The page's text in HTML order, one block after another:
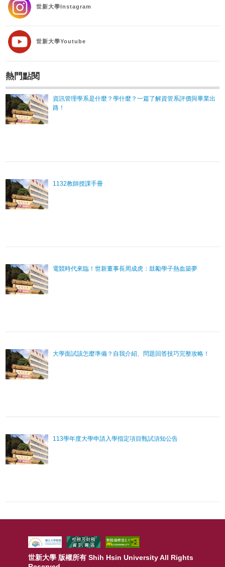
世新大學Instagram
世新大學Youtube
熱門點閱
資訊管理學系是什麼？學什麼？一篇了解資管系評價與畢業出
路！
1132教師授課手冊
電競時代來臨！世新董事長周成虎：鼓勵學子熱血築夢
大學面試該怎麼準備？自我介紹、問題回答技巧完整攻略！
113學年度大學申請入學指定項目甄試須知公告
:::
世新大學 版權所有 Shih Hsin University All Rights